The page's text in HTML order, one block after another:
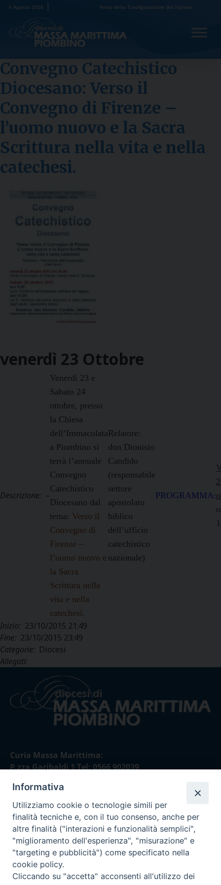
Skip
content
6 Agosto 2026 Festa della Trasfigurazione del Signore
Convegno Catechistico
Diocesano: Verso il
Convegno di Firenze –
l’uomo nuovo e la Sacra
Scrittura nella vita e nella
catechesi.
venerdì 23 Ottobre
Descrizione: –
Venerdì 23 e
Sabato 24
ottobre, presso
la Chiesa
dell’Immacolata
a Piombino si
terrà l’annuale
Convegno
Catechistico
Diocesano dal
tema: Verso il
Convegno di
Firenze –
l’uomo nuovo e
la Sacra
Scrittura nella
vita e nella
catechesi.
Relatore:
don Dionisio
Candido
(responsabile
settore
apostolato
biblico
dell’ufficio
catechistico
nazionale)
PROGRAMMA:
Inizio: 23/10/2015 21:49
Fine: 23/10/2015 23:49
Categorie: Diocesi
Allegati:
Curia Massa Marittima:
P.zza Garibaldi 1 Tel: 0566 902039
Curia Piombino:
Via Don Minzoni,58/A Tel e Fax: 0565 32036
E-mail:
curia@diocesimassamarittima.it
Informativa
Utilizziamo cookie o tecnologie simili per
finalità tecniche e, con il tuo consenso, anche per
altre finalità ("interazioni e funzionalità semplici",
"miglioramento dell'esperienza", "misurazione" e
"targeting e pubblicità") come specificato nella
cookie policy.
Cliccando su "accetta" acconsenti all'utilizzo dei